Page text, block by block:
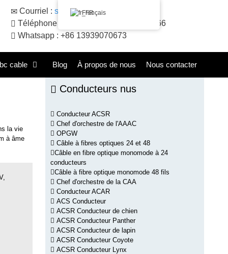
Courriel : sales@huadongacsr.com
Téléphone : +86 371- +86 371-86230866
Whatsapp : +86 13939070673
cable Blog À propos de nous Nous contacter
la vie
à âme
Conducteurs nus
Conducteur ACSR
Chef d'orchestre de l'AAAC
OPGW
Câble à fibres optiques 24 et 48
Câble en fibre optique monomode à 24
conducteurs
Câble à fibre optique monomode 48 fils
Chef d'orchestre de la CAA
Conducteur ACAR
ACS Conducteur
ACSR Conducteur de chien
ACSR Conducteur Panther
ACSR Conducteur de lapin
ACSR Conducteur Coyote
ACSR Conducteur Lynx
Français